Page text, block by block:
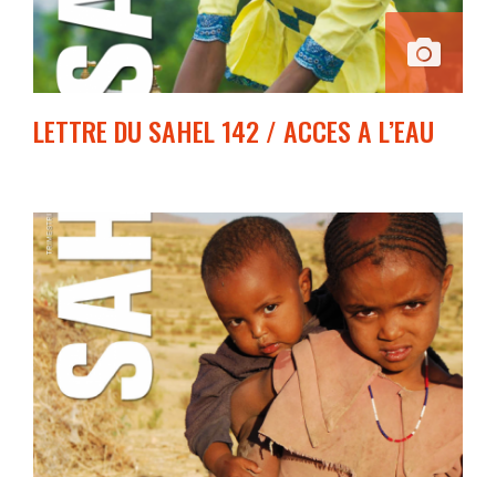
LETTRE DU SAHEL 142 / ACCES A L’EAU